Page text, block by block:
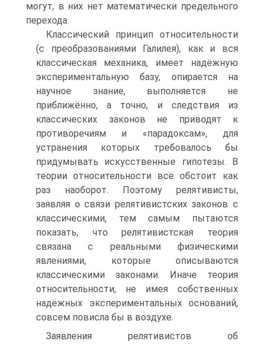
могут, в них нет математически предельного
перехода.
Классический принцип относительности
(с преобразованиями Галилея), как и вся
классическая механика, имеет надёжную
экспериментальную базу, опирается на
научное знание, выполняется не
приближённо, а точно, и следствия из
классических законов не приводят к
противоречиям и «парадоксам», для
устранения которых требовалось бы
придумывать искусственные гипотезы. В
теории относительности всё обстоит как
раз наоборот. Поэтому релятивисты,
заявляя о связи релятивистских законов с
классическими, тем самым пытаются
показать, что релятивистская теория
связана с реальными физическими
явлениями, которые описываются
классическими законами. Иначе теория
относительности, не имея собственных
надёжных экспериментальных оснований,
совсем повисла бы в воздухе.
Заявления релятивистов об